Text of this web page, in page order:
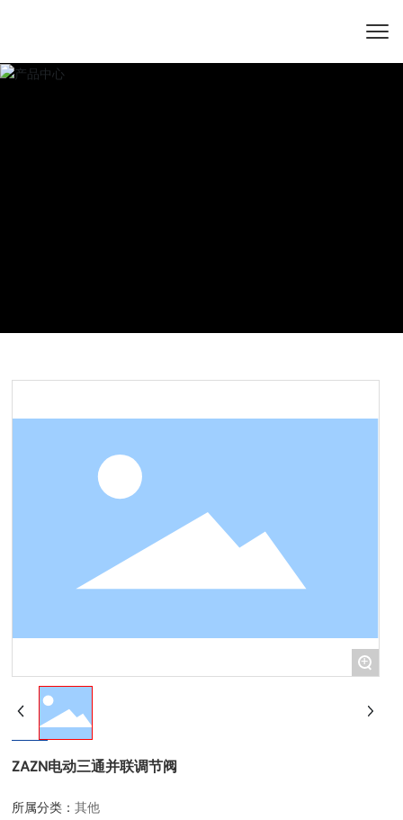
+
ZAZN电动三通并联调节阀
所属分类：其他